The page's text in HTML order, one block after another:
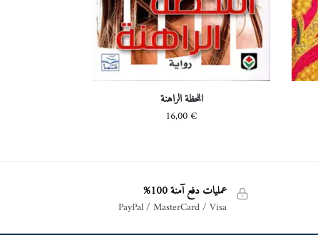
اللحظة الراهنة
16,00€
عمليات دفع آمنة 100%
PayPal / MasterCard / Visa